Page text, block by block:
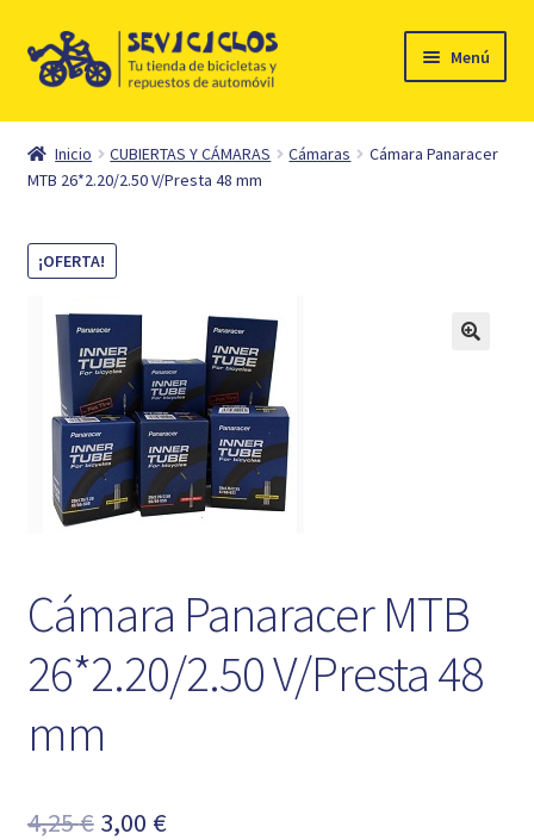
Ir
Ir
al
Menú
Inicio
Ciclismo
Automóvil
Mi cuenta
Contacto
Inicio CUBIERTAS Y CÁMARAS Cámaras
Cámara Panaracer
MTB 26*2.20/2.50 V/Presta 48 mm
¡OFERTA!
Cámara Panaracer MTB
26*2.20/2.50 V/Presta 48
mm
4,25€ El
3,00 €El